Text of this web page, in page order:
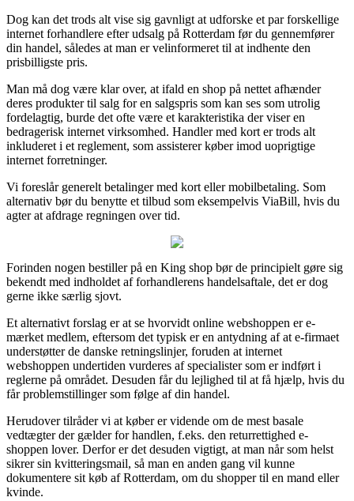
Dog kan det trods alt vise sig gavnligt at udforske et par forskellige
internet forhandlere efter udsalg på Rotterdam før du gennemfører
din handel, således at man er velinformeret til at indhente den
prisbilligste pris.
Man må dog være klar over, at ifald en shop på nettet afhænder
deres produkter til salg for en salgspris som kan ses som utrolig
fordelagtig, burde det ofte være et karakteristika der viser en
bedragerisk internet virksomhed. Handler med kort er trods alt
inkluderet i et reglement, som assisterer køber imod uoprigtige
internet forretninger.
Vi foreslår generelt betalinger med kort eller mobilbetaling. Som
alternativ bør du benytte et tilbud som eksempelvis ViaBill, hvis du
agter at afdrage regningen over tid.
Forinden nogen bestiller på en King shop bør de principielt gøre sig
bekendt med indholdet af forhandlerens handelsaftale, det er dog
gerne ikke særlig sjovt.
Et alternativt forslag er at se hvorvidt online webshoppen er e-
mærket medlem, eftersom det typisk er en antydning af at e-firmaet
understøtter de danske retningslinjer, foruden at internet
webshoppen undertiden vurderes af specialister som er indført i
reglerne på området. Desuden får du lejlighed til at få hjælp, hvis du
får problemstillinger som følge af din handel.
Herudover tilråder vi at køber er vidende om de mest basale
vedtægter der gælder for handlen, f.eks. den returrettighed e-
shoppen lover. Derfor er det desuden vigtigt, at man når som helst
sikrer sin kvitteringsmail, så man en anden gang vil kunne
dokumentere sit køb af Rotterdam, om du shopper til en mand eller
kvinde.